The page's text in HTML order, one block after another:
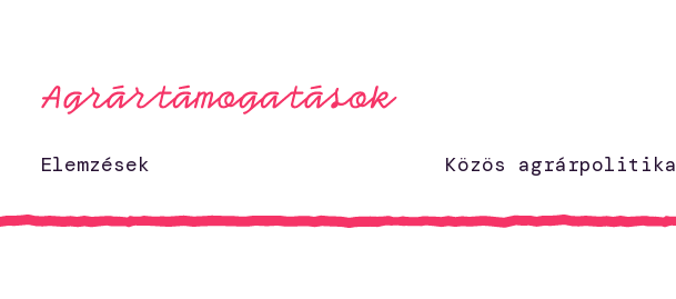
Elemzések Közös agrárpolitika